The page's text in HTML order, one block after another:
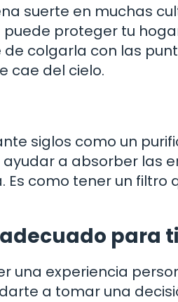
suerte en muchas
proteger tu
colgarla con las
cae del cielo.
siglos como un
a absorber las
Es como tener un
para ti
una experiencia
a tomar una